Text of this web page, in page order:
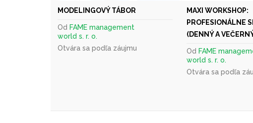
MODELINGOVÝ TÁBOR
Od FAME management
world s. r. o.
Otvára sa podľa záujmu
MAXI WORKSHOP:
PROFESIONÁLNE
(DENNÝ A
Od FAME
world s. r. o.
Otvára sa podľa